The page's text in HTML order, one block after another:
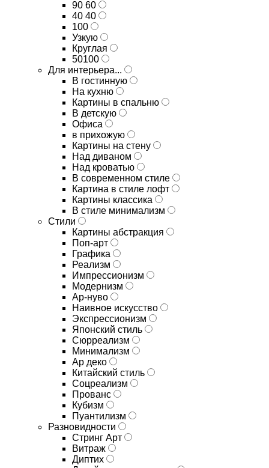
90 60
40 40
100
Узкую
Круглая
50100
Для интерьера...
В гостинную
На кухню
Картины в спальню
В детскую
Офиса
в прихожую
Картины на стену
Над диваном
Над кроватью
В современном стиле
Картина в стиле лофт
Картины классика
В стиле минимализм
Стили
Картины абстракция
Поп-арт
Графика
Реализм
Импрессионизм
Модернизм
Ар-нуво
Наивное искусство
Экспрессионизм
Японский стиль
Сюрреализм
Минимализм
Ар деко
Китайский стиль
Соцреализм
Прованс
Кубизм
Пуантилизм
Разновидности
Стринг Арт
Витраж
Диптих